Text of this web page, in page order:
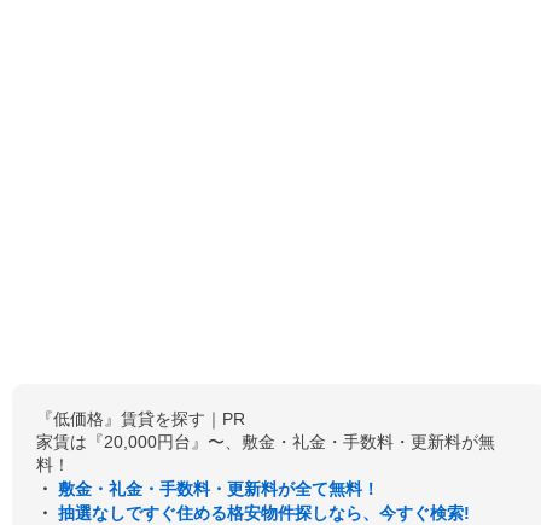
『低価格』賃貸を探す｜PR
家賃は『20,000円台』〜、敷金・礼金・手数料・更新料が無
料！
・ 敷金・礼金・手数料・更新料が全て無料！
・ 抽選なしですぐ住める格安物件探しなら、今すぐ検索!